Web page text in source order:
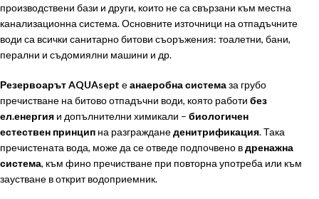
производствени бази и други, които не са свързани към местна
канализационна система. Основните източници на отпадъчните
води са всички санитарно битови съоръжения: тоалетни, бани,
перални и съдомиялни машини и др.
Резервоарът AQUAsept еанаеробна системаза грубо
пречистване на битово отпадъчни води, която работи без
ел.енергия и допълнителни химикали – биологичен
естествен принцип на разгражданеденитрификация. Така
пречистената вода, може да се отведе подпочвено вдренажна
система, към фино пречистване при повторна употреба или към
заустване в открит водоприемник.